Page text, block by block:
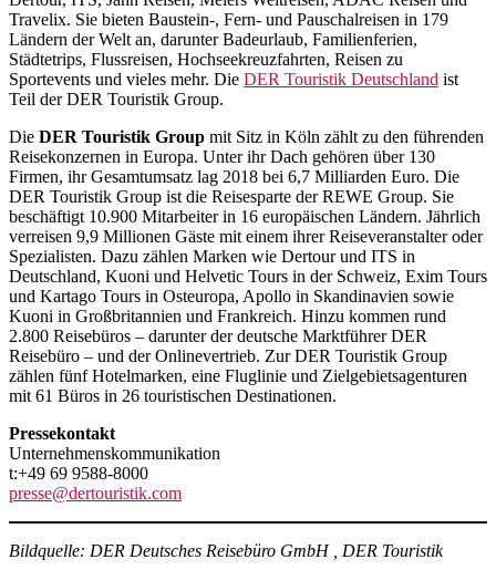
Travelix. Sie bieten Baustein-, Fern- und Pauschalreisen in 179
Ländern der Welt an, darunter Badeurlaub, Familienferien,
Städtetrips, Flussreisen, Hochseekreuzfahrten, Reisen zu
Sportevents und vieles mehr. Die DER Touristik Deutschland ist
Teil der DER Touristik Group.
Die DER Touristik Group mit Sitz in Köln zählt zu den führenden
Reisekonzernen in Europa. Unter ihr Dach gehören über 130
Firmen, ihr Gesamtumsatz lag 2018 bei 6,7 Milliarden Euro. Die
DER Touristik Group ist die Reisesparte der REWE Group. Sie
beschäftigt 10.900 Mitarbeiter in 16 europäischen Ländern. Jährlich
verreisen 9,9 Millionen Gäste mit einem ihrer Reiseveranstalter oder
Spezialisten. Dazu zählen Marken wie Dertour und ITS in
Deutschland, Kuoni und Helvetic Tours in der Schweiz, Exim Tours
und Kartago Tours in Osteuropa, Apollo in Skandinavien sowie
Kuoni in Großbritannien und Frankreich. Hinzu kommen rund
2.800 Reisebüros – darunter der deutsche Marktführer DER
Reisebüro – und der Onlinevertrieb. Zur DER Touristik Group
zählen fünf Hotelmarken, eine Fluglinie und Zielgebietsagenturen
mit 61 Büros in 26 touristischen Destinationen.
Pressekontakt
Unternehmenskommunikation
t:+49 69 9588-8000
presse@dertouristik.com
Bildquelle: DER Deutsches Reisebüro GmbH , DER Touristik